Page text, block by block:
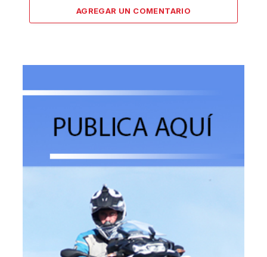
AGREGAR UN COMENTARIO